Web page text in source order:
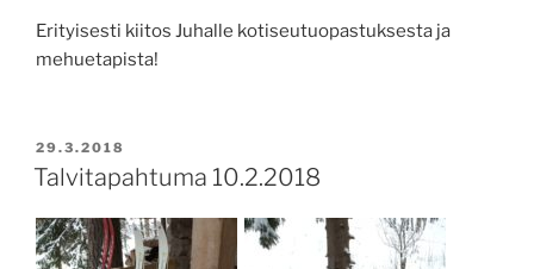
Erityisesti kiitos Juhalle kotiseutuopastuksesta ja
mehuetapista!
JULKAISTU
29.3.2018
Talvitapahtuma 10.2.2018